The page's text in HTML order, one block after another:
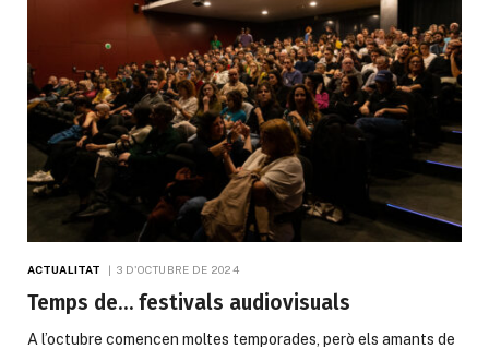
ACTUALITAT 3 D'OCTUBRE DE 2024
Temps de… festivals audiovisuals
A l’octubre comencen moltes temporades, però els amants de